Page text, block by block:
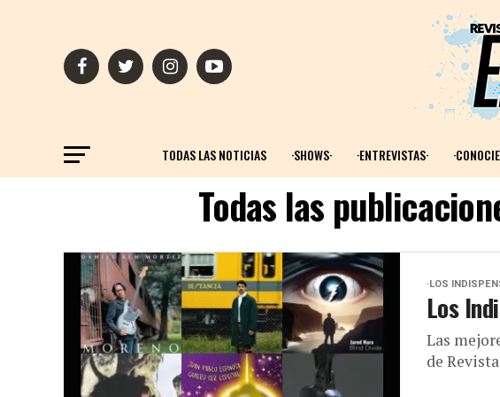
TODAS LAS NOTICIAS ·SHOWS· ·ENTREVISTAS·
Todas las
·LOS
Los
Las
de